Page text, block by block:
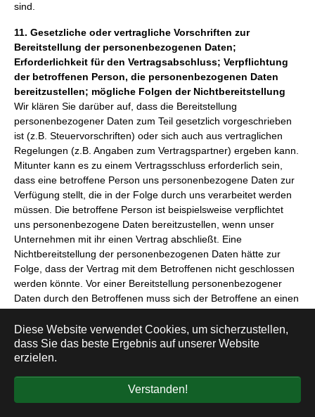
Diese Website verwendet Cookies, um sicherzustellen,
dass Sie das beste Ergebnis auf unserer Website
erzielen.
Verstanden!
sind.
11. Gesetzliche oder vertragliche Vorschriften zur
Bereitstellung der personenbezogenen Daten;
Erforderlichkeit für den Vertragsabschluss; Verpflichtung
der betroffenen Person, die personenbezogenen Daten
bereitzustellen; mögliche Folgen der Nichtbereitstellung
Wir klären Sie darüber auf, dass die Bereitstellung
personenbezogener Daten zum Teil gesetzlich vorgeschrieben
ist (z.B. Steuervorschriften) oder sich auch aus vertraglichen
Regelungen (z.B. Angaben zum Vertragspartner) ergeben kann.
Mitunter kann es zu einem Vertragsschluss erforderlich sein,
dass eine betroffene Person uns personenbezogene Daten zur
Verfügung stellt, die in der Folge durch uns verarbeitet werden
müssen. Die betroffene Person ist beispielsweise verpflichtet
uns personenbezogene Daten bereitzustellen, wenn unser
Unternehmen mit ihr einen Vertrag abschließt. Eine
Nichtbereitstellung der personenbezogenen Daten hätte zur
Folge, dass der Vertrag mit dem Betroffenen nicht geschlossen
werden könnte. Vor einer Bereitstellung personenbezogener
Daten durch den Betroffenen muss sich der Betroffene an einen
Betroffenen einzelfallbezogen darüber auf, ob die Bereitstellung
der personenbezogenen Daten gesetzlich oder vertraglich
vorgeschrieben oder für den Vertragsabschluss erforderlich ist,
bereitzustellen, und welche Folgen die Nichtbereitstellung der
personenbezogenen Daten hätte.